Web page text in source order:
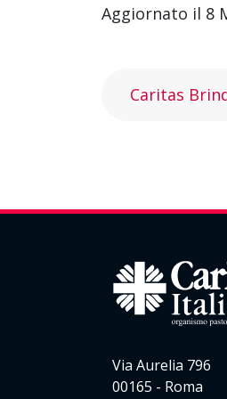
Aggiornato il 8
Caritas
Via Aurelia 796
00165 - Roma